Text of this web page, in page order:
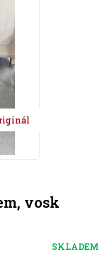
vosk
SKLADEM